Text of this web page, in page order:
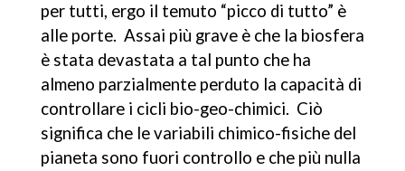
per tutti, ergo il temuto “picco di tutto” è
alle porte. Assai più grave è che la biosfera
è stata devastata a tal punto che ha
almeno parzialmente perduto la capacità di
controllare i cicli bio-geo-chimici. Ciò
significa che le variabili chimico-fisiche del
pianeta sono fuori controllo e che più nulla